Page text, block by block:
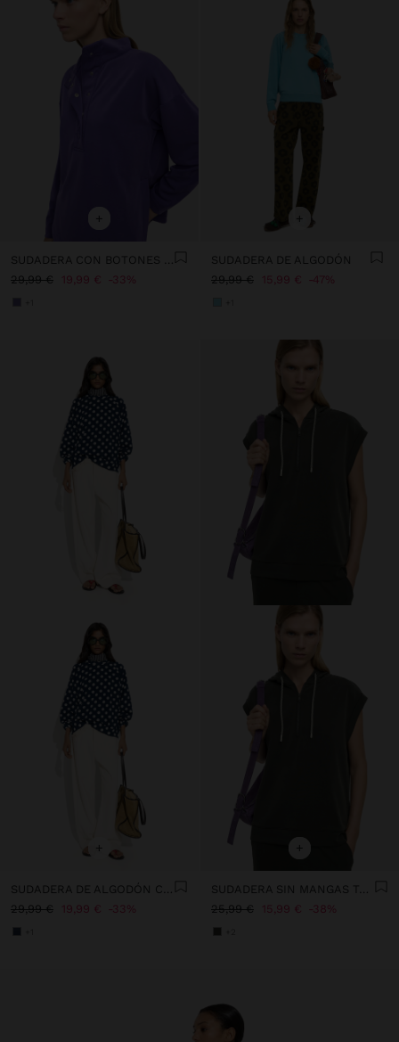
+
29,99 €
19,99 € 33%
+
SUDADERA DE ALGODÓN
29,99 €
15,99 € 47%
+
SUDADERA DE ALGODÓN CON LUNARES
29,99 €
19,99 € 33%
+
SUDADERA SIN MANGAS TACTO SUAVE
25,99 €
15,99 € 38%